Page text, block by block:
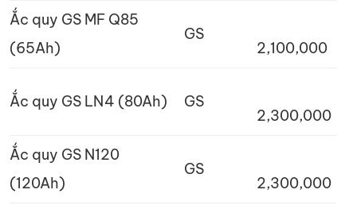
Ắc quy GS MF Q85
(65Ah)
GS
2,100,000
Ắc quy GS LN4 (80Ah) GS
2,300,000
Ắc quy GS N120
(120Ah)
GS
2,300,000